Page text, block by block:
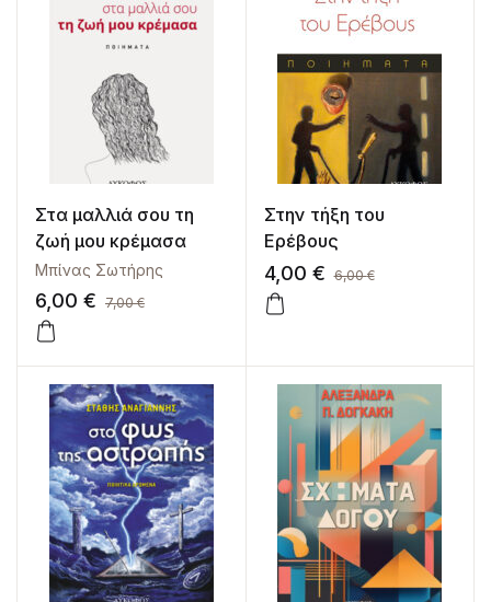
Στα μαλλιά σου τη
ζωή μου κρέμασα
Μπίνας Σωτήρης
6,00 € 7,00€
Στην τήξη του
Ερέβους
4,00 € 6,00€